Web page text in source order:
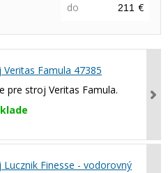
do €
Famula 47385
pre stroj Veritas Famula.
Finesse - vodorovný